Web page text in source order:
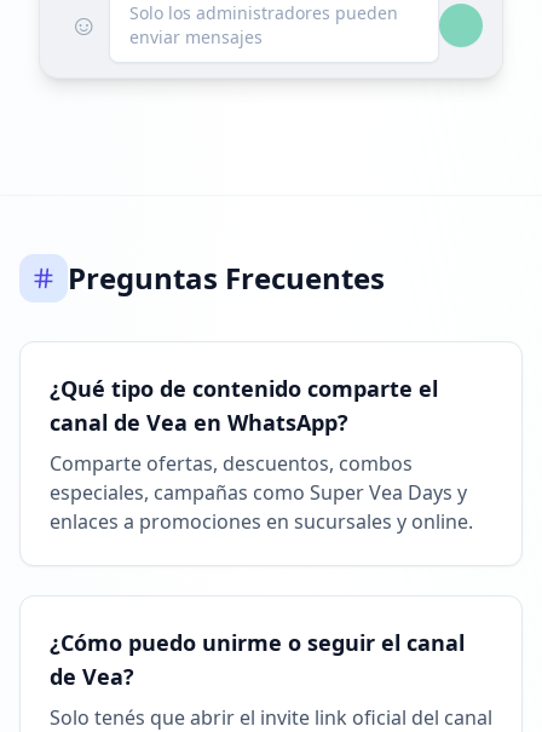
☺
Solo los administradores pueden
enviar mensajes
Preguntas Frecuentes
¿Qué tipo de contenido comparte el
canal de Vea en WhatsApp?
Comparte ofertas, descuentos, combos
especiales, campañas como Super Vea Days y
enlaces a promociones en sucursales y online.
¿Cómo puedo unirme o seguir el canal
de Vea?
Solo tenés que abrir el invite link oficial del canal